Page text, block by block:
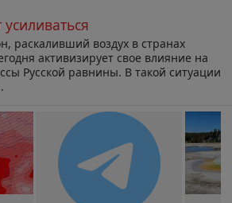
раскаливший воздух в странах
активизирует свое влияние на
Русской равнины. В такой ситуации